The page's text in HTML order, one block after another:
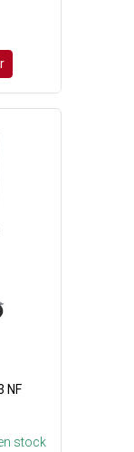
NF
stock